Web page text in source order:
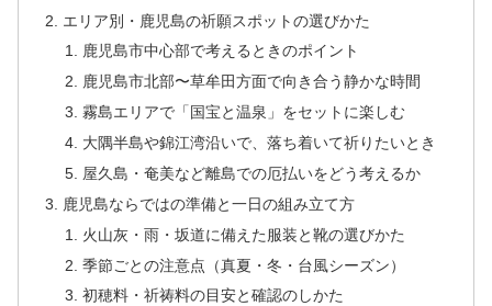
エリア別・鹿児島の祈願スポットの選びかた
鹿児島市中心部で考えるときのポイント
鹿児島市北部〜草牟田方面で向き合う静かな時間
霧島エリアで「国宝と温泉」をセットに楽しむ
大隅半島や錦江湾沿いで、落ち着いて祈りたいとき
屋久島・奄美など離島での厄払いをどう考えるか
鹿児島ならではの準備と一日の組み立て方
火山灰・雨・坂道に備えた服装と靴の選びかた
季節ごとの注意点（真夏・冬・台風シーズン）
初穂料・祈祷料の目安と確認のしかた